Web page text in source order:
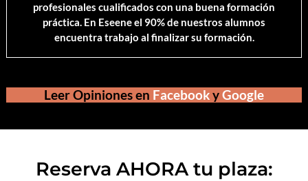
profesionales cualificados con una buena formación
práctica. En Eseene el 90% de nuestros alumnos
encuentra trabajo al finalizar su formación.
Leer Opiniones en FacebookyGoogle
Reserva AHORA tu plaza: